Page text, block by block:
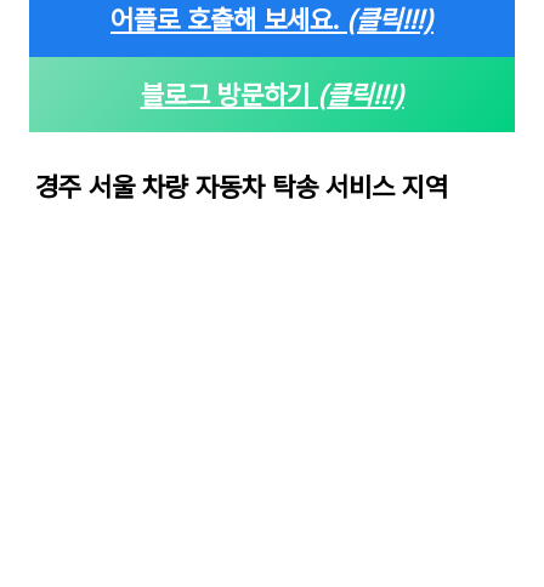
어플로 호출해 보세요. (클릭!!!)
블로그 방문하기 (클릭!!!)
경주 서울차량 자동차 탁송 서비스 지역